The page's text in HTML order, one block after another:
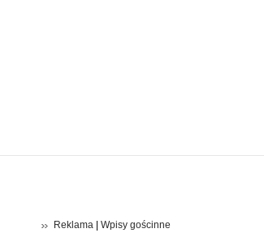
Reklama| Wpisy gościnne